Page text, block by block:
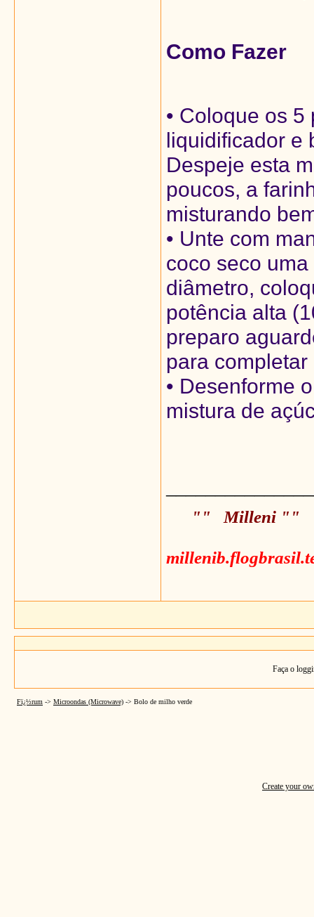
Como Fazer
• Coloque os
liquidificador e
Despeje esta
poucos, a
misturando
• Unte com
coco seco
diâmetro,
potência alta
preparo
para
• Desenforme
mistura de
"" Milleni ""
Faça o
Fï¿½rum -> Microondas (Microwave) -> Bolo de milho verde
Create your